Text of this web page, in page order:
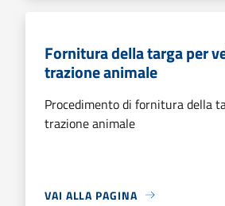
Fornitura della targa per
trazione animale
Procedimento di fornitura della
trazione animale
VAI ALLA PAGINA